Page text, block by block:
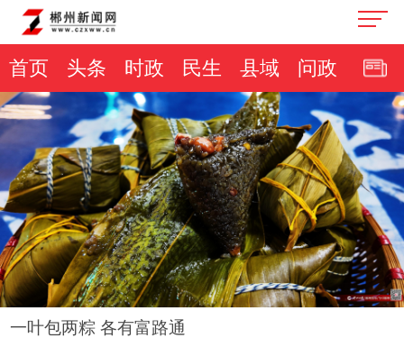
首页 头条 时政 民生 县域 问政
一叶包两粽 各有富路通